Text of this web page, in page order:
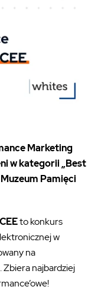
Marketing
w kategorii „Best
Pamięci
to konkurs
w
na
najbardziej